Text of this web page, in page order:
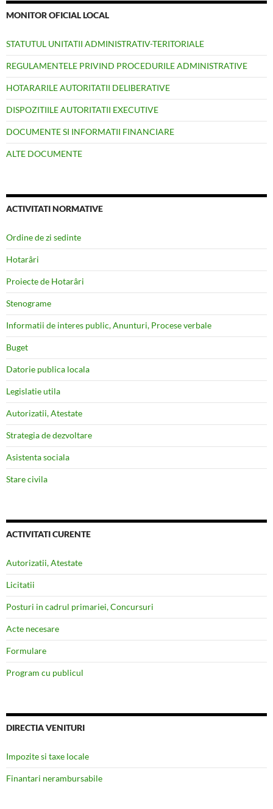
MONITOR OFICIAL LOCAL
STATUTUL UNITATII ADMINISTRATIV-TERITORIALE
REGULAMENTELE PRIVIND PROCEDURILE ADMINISTRATIVE
HOTARARILE AUTORITATII DELIBERATIVE
DISPOZITIILE AUTORITATII EXECUTIVE
DOCUMENTE SI INFORMATII FINANCIARE
ALTE DOCUMENTE
ACTIVITATI NORMATIVE
Ordine de zi sedinte
Hotarâri
Proiecte de Hotarâri
Stenograme
Informatii de interes public, Anunturi, Procese verbale
Buget
Datorie publica locala
Legislatie utila
Autorizatii, Atestate
Strategia de dezvoltare
Asistenta sociala
Stare civila
ACTIVITATI CURENTE
Autorizatii, Atestate
Licitatii
Posturi in cadrul primariei, Concursuri
Acte necesare
Formulare
Program cu publicul
DIRECTIA VENITURI
Impozite si taxe locale
Finantari nerambursabile